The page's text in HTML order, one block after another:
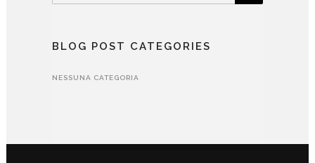
BLOG POST CATEGORIES
NESSUNA CATEGORIA